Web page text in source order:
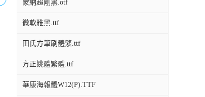
蒙納超剛黑.otf
微軟雅黑.ttf
田氏方筆刷體繁.ttf
方正姚體繁體.ttf
華康海報體W12(P).TTF